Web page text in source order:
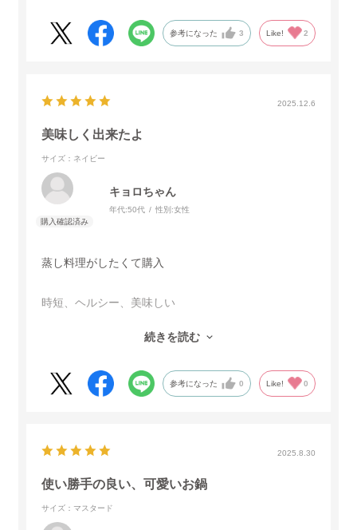
参考になった 3 Like! 2
2025.12.6
美味しく出来たよ
サイズ：ネイビー
キョロちゃん
年代:50代 性別:女性
蒸し料理がしたくて購入
時短、ヘルシー、美味しい
続きを読む
参考になった 0 Like! 0
2025.8.30
使い勝手の良い、可愛いお鍋
サイズ：マスタード